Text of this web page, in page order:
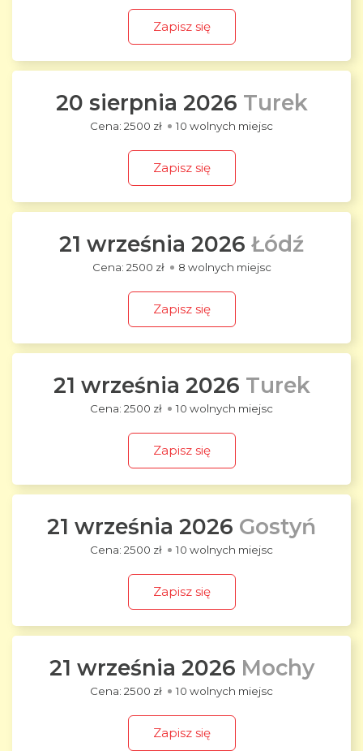
Zapisz się
20 sierpnia 2026 Turek
2500 zł 10 wolnych miejsc
Zapisz się
21 września 2026 Łódź
2500 zł 8 wolnych miejsc
Zapisz się
21 września 2026 Turek
2500 zł 10 wolnych miejsc
Zapisz się
21 września 2026 Gostyń
2500 zł 10 wolnych miejsc
Zapisz się
21 września 2026 Mochy
2500 zł 10 wolnych miejsc
Zapisz się